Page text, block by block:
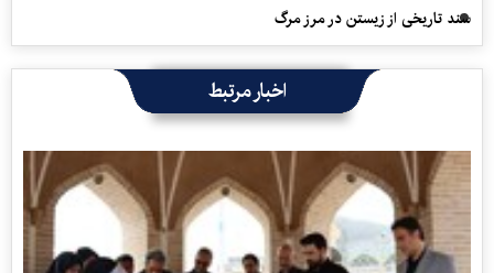
سند تاریخی از زیستن در مرز مرگ
اخبار مرتبط